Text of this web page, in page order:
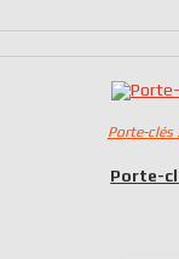
Porte-clés
Porte-